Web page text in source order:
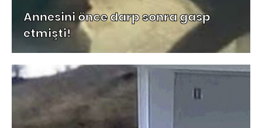
Annesini önce darp sonra gasp
etmişti!